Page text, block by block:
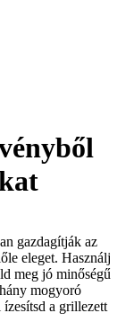
gazdagítják az
eleget. Használj
meg jó minőségű
mogyoró
ízesítsd a grillezett